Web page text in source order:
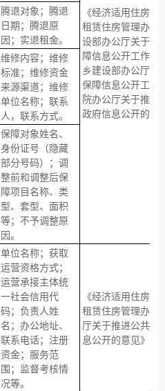
《经济适用住房
租赁住房管理办法
设部办公厅关于做
障信息公开工作的
乡建设部办公厅关
保障信息公开工作
院办公厅关于推进
政府信息公开的意
腾退对象；腾退
日期；腾退原
因；实退租金。
维修内容；维修
标准；维修资金
来源渠道；维修
单位名称；联系
人，联系方式。
保障对象姓名、
身份证号（隐藏
部分号码）；调
整前和调整后保
障项目名称、类
型、套型、面积
等；不予调整原
因。
单位名称；获取
运营资格方式；
运营承接主体统
一社会信用代
码；负责人姓
名；办公地址、
联系电话；注册
资金；服务范
围；监督考核情
况等。
《经济适用住房
租赁住房管理办法
厅关于推进公共资
息公开的意见》